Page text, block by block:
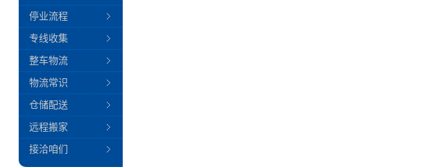
停业流程
专线收集
整车物流
物流常识
仓储配送
远程搬家
接洽咱们